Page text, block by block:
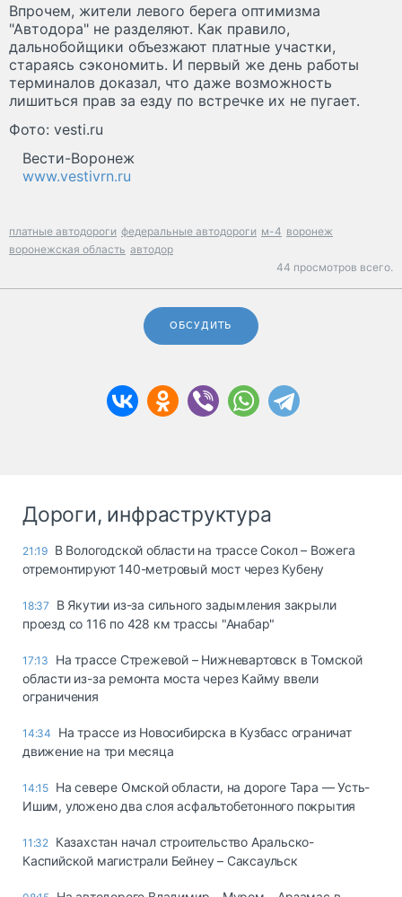
Впрочем, жители левого берега оптимизма
"Автодора" не разделяют. Как правило,
дальнобойщики объезжают платные участки,
стараясь сэкономить. И первый же день работы
терминалов доказал, что даже возможность
лишиться прав за езду по встречке их не пугает.
Фото: vesti.ru
Вести-Воронеж
www.vestivrn.ru
платные автодороги федеральные автодороги м-4 воронеж
воронежская область автодор
44 просмотров всего.
ОБСУДИТЬ
Дороги, инфраструктура
21:19 В Вологодской области на трассе Сокол – Вожега
отремонтируют 140-метровый мост через Кубену
18:37
В Якутии из-за сильного задымления закрыли
проезд со 116 по 428 км трассы "Анабар"
17:13
На трассе Стрежевой – Нижневартовск в Томской
области из-за ремонта моста через Кайму ввели
ограничения
14:34
На трассе из Новосибирска в Кузбасс ограничат
движение на три месяца
14:15 На севере Омской области, на дороге Тара — Усть-
Ишим, уложено два слоя асфальтобетонного покрытия
11:32 Казахстан начал строительство Аральско-
Каспийской магистрали Бейнеу – Саксаульск